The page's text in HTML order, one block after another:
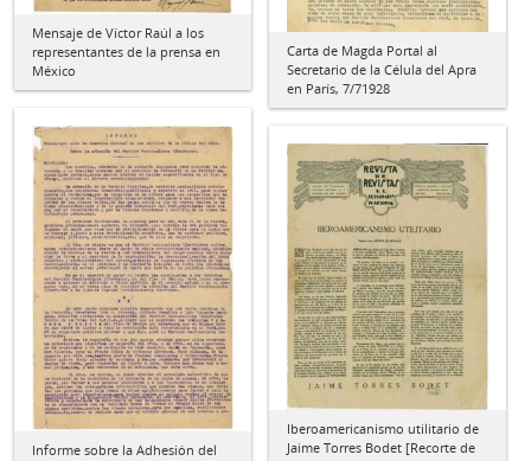
Mensaje de Víctor Raúl a los
representantes de la prensa en
México
Carta de Magda Portal al
Secretario de la Célula del Apra
en París, 7/71928
Informe sobre la Adhesión del
Iberoamericanismo utilitario de
Jaime Torres Bodet [Recorte de